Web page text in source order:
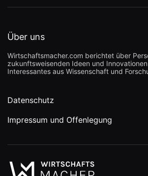
Über uns
Wirtschaftsmacher.com berichtet über
zukunftsweisenden Ideen und
Interessantes aus Wissenschaft und
Datenschutz
Impressum und Offenlegung